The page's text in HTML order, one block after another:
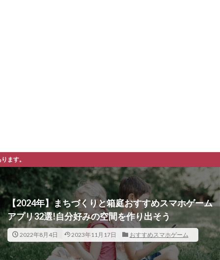
【2024年】まちづくりと箱庭おすすめスマホゲーム
アプリ32選!自分好みの空間を作り出そう
2022年8月4日 2023年11月17日 おすすめスマホゲーム